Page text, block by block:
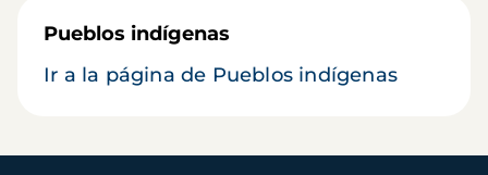
Pueblos indígenas
Ir a la página de Pueblos indígenas